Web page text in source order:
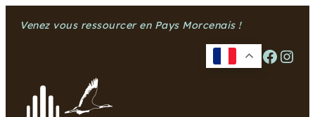
Venez vous ressourcer en Pays Morcenais !
Facebook Instagram